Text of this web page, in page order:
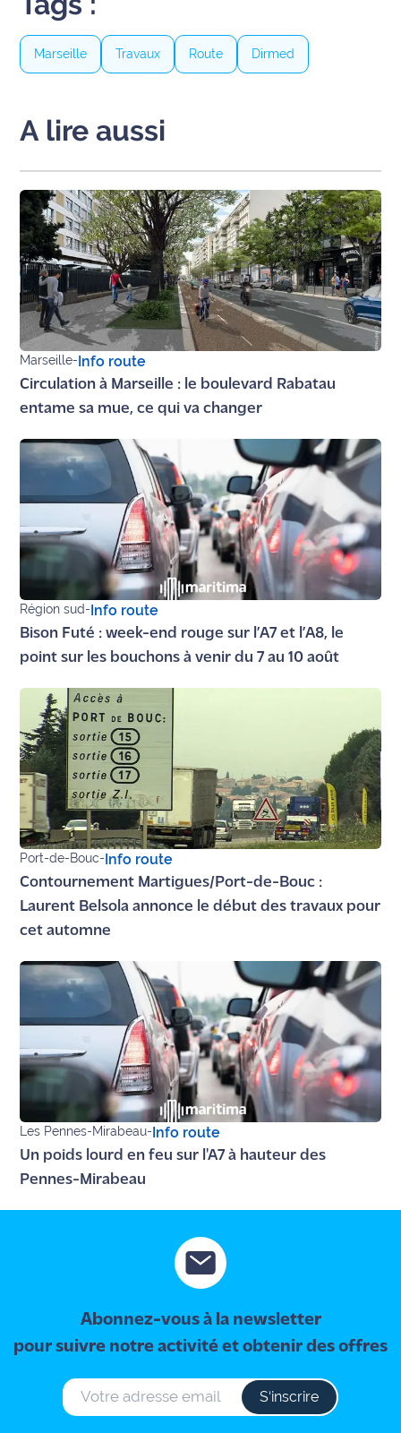
site maritima.fr
Archives
Marseille Travaux Route Dirmed
A lire aussi
Marseille-Info route
Circulation à Marseille : le boulevard Rabatau
entame sa mue, ce qui va changer
Région sud-Info route
Bison Futé : week-end rouge sur l’A7 et l’A8, le
point sur les bouchons à venir du 7 au 10 août
Port-de-Bouc-Info route
Contournement Martigues/Port-de-Bouc :
Laurent Belsola annonce le début des travaux pour
cet automne
Les Pennes-Mirabeau-Info route
Un poids lourd en feu sur l'A7 à hauteur des
Pennes-Mirabeau
Abonnez-vous à la newsletter
pour suivre notre activité et obtenir des offres
S‘inscrire